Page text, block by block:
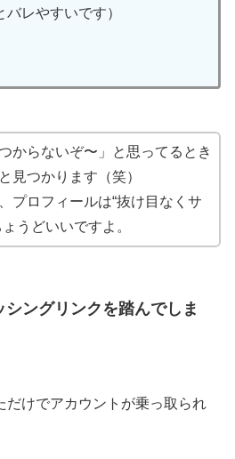
レやすいです）
からないぞ〜」と思ってるとき
見つかります（笑）
プロフィールは“抜け目なくサ
うどいいですよ。
ングリンクを踏んでしま
だけでアカウントが乗っ取られ